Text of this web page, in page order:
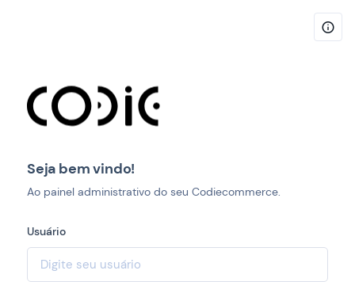
Seja bem vindo!
Ao painel administrativo do seu Codiecommerce.
Usuário